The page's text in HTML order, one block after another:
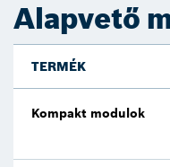
Alapvető
TERMÉK
Kompakt modulok